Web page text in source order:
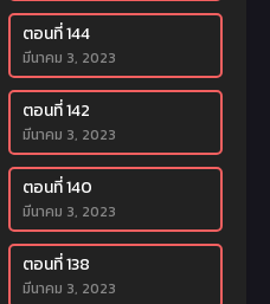
ตอนที่ 144
มีนาคม 3, 2023
ตอนที่ 142
มีนาคม 3, 2023
ตอนที่ 140
มีนาคม 3, 2023
ตอนที่ 138
มีนาคม 3, 2023